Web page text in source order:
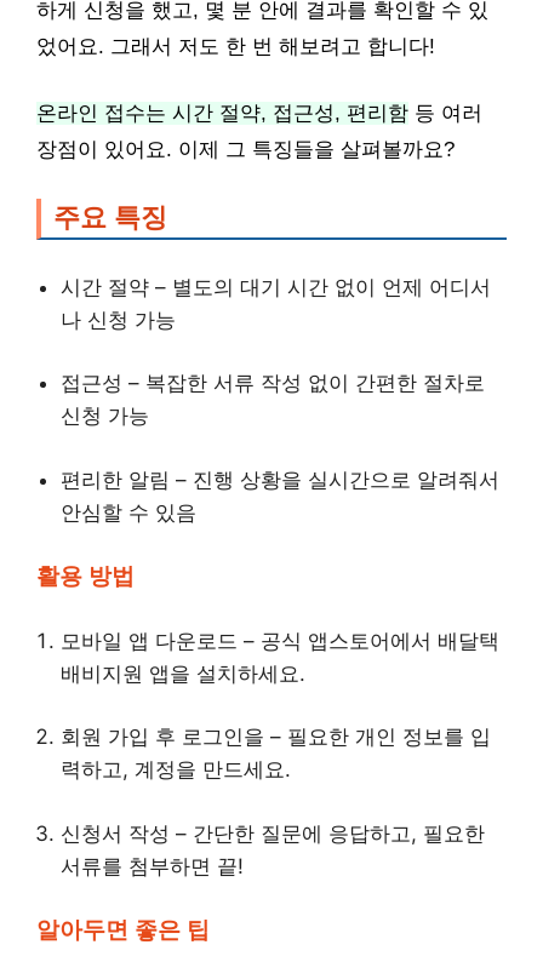
하게 신청을 했고, 몇 분 안에 결과를 확인할 수 있
었어요. 그래서 저도 한 번 해보려고 합니다!
온라인 접수는 시간 절약, 접근성, 편리함 등 여러
장점이 있어요. 이제 그 특징들을 살펴볼까요?
주요 특징
시간 절약 – 별도의 대기 시간 없이 언제 어디서
나 신청 가능
접근성 – 복잡한 서류 작성 없이 간편한 절차로
신청 가능
편리한 알림 – 진행 상황을 실시간으로 알려줘서
안심할 수 있음
활용 방법
모바일 앱 다운로드 – 공식 앱스토어에서 배달택
배비지원 앱을 설치하세요.
회원 가입 후 로그인을 – 필요한 개인 정보를 입
력하고, 계정을 만드세요.
신청서 작성 – 간단한 질문에 응답하고, 필요한
서류를 첨부하면 끝!
알아두면 좋은 팁